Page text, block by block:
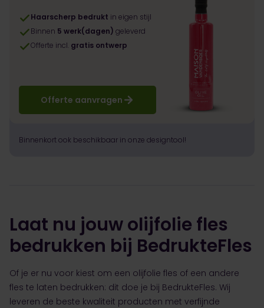
Haarscherp bedrukt in eigen stijl
Binnen 5 werk(dagen) geleverd
Offerte incl. gratis ontwerp
Offerte aanvragen
Binnenkort ook beschikbaar in onze designtool!
Laat nu jouw olijfolie fles
bedrukken bij BedrukteFles
Of je er nu voor kiest om een olijfolie fles of een andere
fles te laten bedrukken: dit doe je bij BedrukteFles. Wij
leveren de beste kwaliteit producten met verfijnde